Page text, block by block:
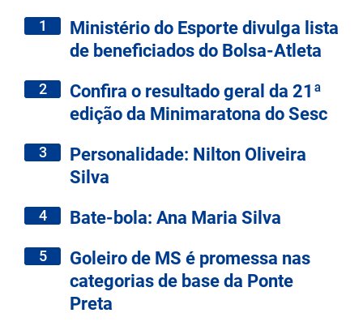
1
Ministério do Esporte divulga lista
de beneficiados do Bolsa-Atleta
2
Confira o resultado geral da 21ª
edição da Minimaratona do Sesc
3
Personalidade: Nilton Oliveira
Silva
4 Bate-bola: Ana Maria Silva
5
Goleiro de MS é promessa nas
categorias de base da Ponte
Preta